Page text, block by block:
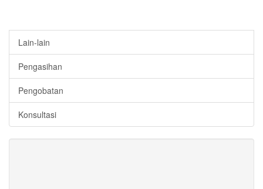
Lain-lain
Pengasihan
Pengobatan
Konsultasi